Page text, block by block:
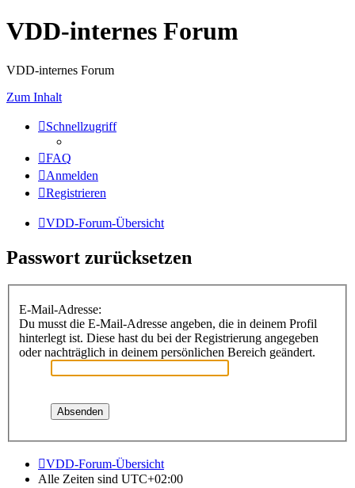
VDD-internes Forum
VDD-internes Forum
Zum Inhalt
Schnellzugriff
FAQ
Anmelden
Registrieren
VDD-Forum-Übersicht
Passwort zurücksetzen
E-Mail-Adresse:
Du musst die E-Mail-Adresse angeben, die in deinem Profil
hinterlegt ist. Diese hast du bei der Registrierung angegeben
oder nachträglich in deinem persönlichen Bereich geändert.
VDD-Forum-Übersicht
Alle Zeiten sind UTC+02:00